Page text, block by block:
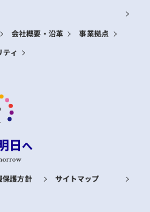
日へ
保護方針 サイトマップ
会社概要・沿革 事業拠点
ティ